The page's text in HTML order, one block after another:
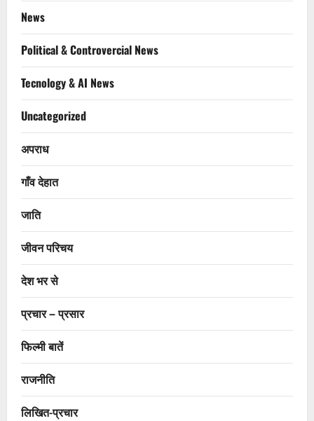
News
Political & Controvercial News
Tecnology & AI News
Uncategorized
अपराध
गाँव देहात
जाति
जीवन परिचय
देश भर से
प्रचार – प्रसार
फिल्मी बातें
राजनीति
लिखित-प्रचार